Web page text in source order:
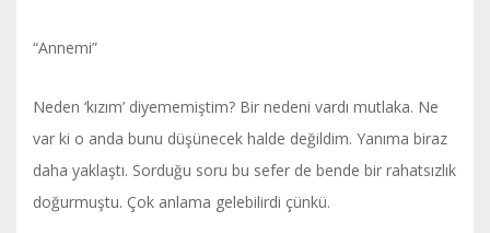
“Annemi”
Neden ‘kızım’ diyememiştim? Bir nedeni vardı mutlaka. Ne
var ki o anda bunu düşünecek halde değildim. Yanıma biraz
daha yaklaştı. Sorduğu soru bu sefer de bende bir rahatsızlık
doğurmuştu. Çok anlama gelebilirdi çünkü.